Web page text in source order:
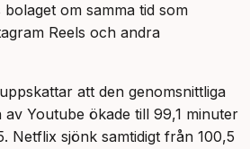
om samma tid som
Reels och andra
att den genomsnittliga
av Youtube ökade till 99,1 minuter
Netflix sjönk samtidigt från 100,5